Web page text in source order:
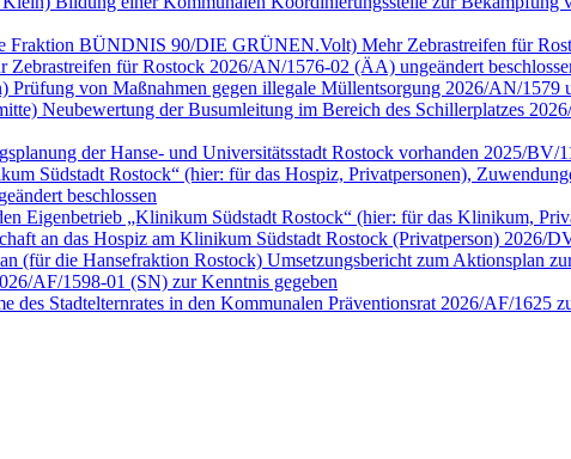
Fraktion BÜNDNIS 90/DIE GRÜNEN.Volt) Mehr Zebrastreifen für
für Rostock 2026/AN/1576-02 (ÄA) ungeändert
von Maßnahmen gegen illegale Müllentsorgung 2026/AN/1579
Neubewertung der Busumleitung im Bereich des Schillerplatzes
der Hanse- und Universitätsstadt Rostock vorhanden 2025/BV/
Südstadt Rostock“ (hier: für das Hospiz, Privatpersonen),
beschlossen
Eigenbetrieb „Klinikum Südstadt Rostock“ (hier: für das Klinikum,
an das Hospiz am Klinikum Südstadt Rostock (Privatperson) 2026/
(für die Hansefraktion Rostock) Umsetzungsbericht zum Aktionsplan
AF/1598-01 (SN) zur Kenntnis gegeben
Stadtelternrates in den Kommunalen Präventionsrat 2026/AF/1625